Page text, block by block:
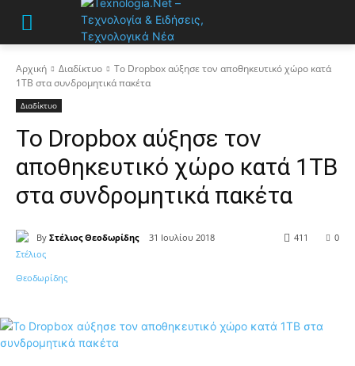
Αρχική Διαδίκτυο
Το Dropbox αύξησε τον αποθηκευτικό χώρο κατά
1TB στα συνδρομητικά πακέτα
Διαδίκτυο
Το Dropbox αύξησε τον
αποθηκευτικό χώρο κατά 1TB
στα συνδρομητικά πακέτα
By Στέλιος Θεοδωρίδης 31 Ιουλίου 2018 0
411